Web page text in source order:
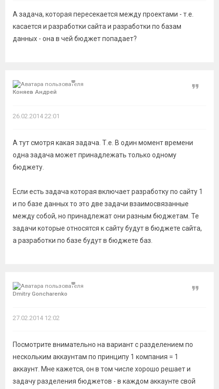
А задача, которая пересекается между проектами - т.е.
касается и разработки сайта и разработки по базам
данных - она в чей бюджет попадает?
Коняев Андрей
Цитата
26.02.2014 22:01
А тут смотря какая задача. Т.е. В один момент времени
одна задача может принадлежать только одному
бюджету.
Если есть задача которая включает разработку по сайту 1
и по базе данных то это две задачи взаимосвязанные
между собой, но принадлежат они разным бюджетам. Те
задачи которые относятся к сайту будут в бюджете сайта,
а разработки по базе будут в бюджете баз.
Dmitry Goncharenko
Цитата
27.02.2014 12:02
Посмотрите внимательно на вариант с разделением по
нескольким аккаунтам по принципу 1 компания = 1
аккаунт. Мне кажется, он в том числе хорошо решает и
задачу разделения бюджетов - в каждом аккаунте свой